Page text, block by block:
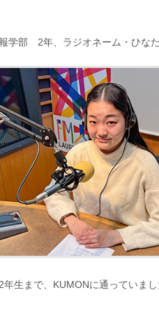
学部 2年、ラジオネーム・ひなた
生まで、KUMONに通っていまし